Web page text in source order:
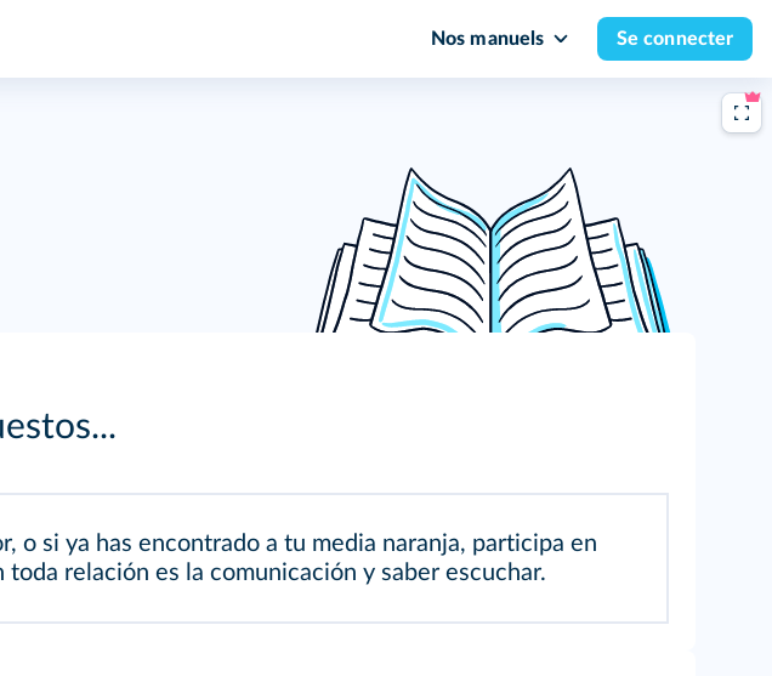
Nos manuels Se connecter
o si ya has encontrado a tu media naranja, participa en
relación es la comunicación y saber escuchar.